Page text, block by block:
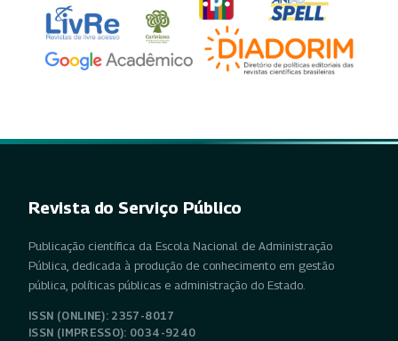
Revista do Serviço Público
Publicação científica da Escola Nacional de Administração
Pública, dedicada à produção de conhecimento em gestão
pública, políticas públicas e administração do Estado.
ISSN (ONLINE): 2357-8017
ISSN (IMPRESSO): 0034-9240